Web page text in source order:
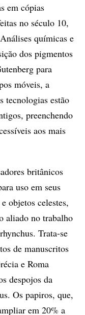
em cópias
no século 10,
químicas e
dos pigmentos
para
móveis, a
tecnologias estão
preenchendo
aos mais
britânicos
uso em seus
objetos celestes,
aliado no trabalho
Trata-se
de manuscritos
e Roma
despojos da
Os papiros, que,
em 20% a